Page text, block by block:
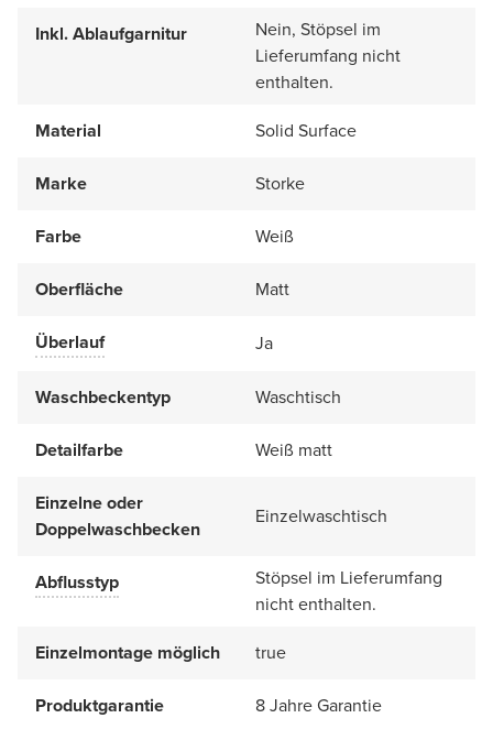
Inkl. Ablaufgarnitur
Nein, Stöpsel im
Lieferumfang nicht
enthalten.
Material
Solid Surface
Marke Storke
Farbe Weiß
Oberfläche Matt
Überlauf Ja
Waschbeckentyp Waschtisch
Detailfarbe Weiß matt
Einzelne oder
Doppelwaschbecken
Einzelwaschtisch
Abflusstyp
Stöpsel im Lieferumfang
nicht enthalten.
Einzelmontage möglich
true
Produktgarantie 8 Jahre Garantie